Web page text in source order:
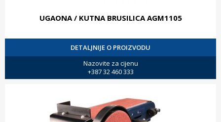
UGAONA / KUTNA BRUSILICA AGM1105
DETALJNIJE O PROIZVODU
Nazovite za cijenu
+387 32 460 333